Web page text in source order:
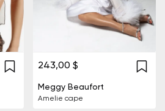
243,00 $
Meggy Beaufort
Amelie cape